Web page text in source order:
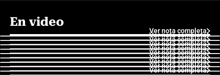
En video
Ver nota completa
Ver nota completa
Ver nota completa
Ver nota completa
Ver nota completa
Ver nota completa
Ver nota completa
Ver nota completa
Ver nota completa
Ver nota completa